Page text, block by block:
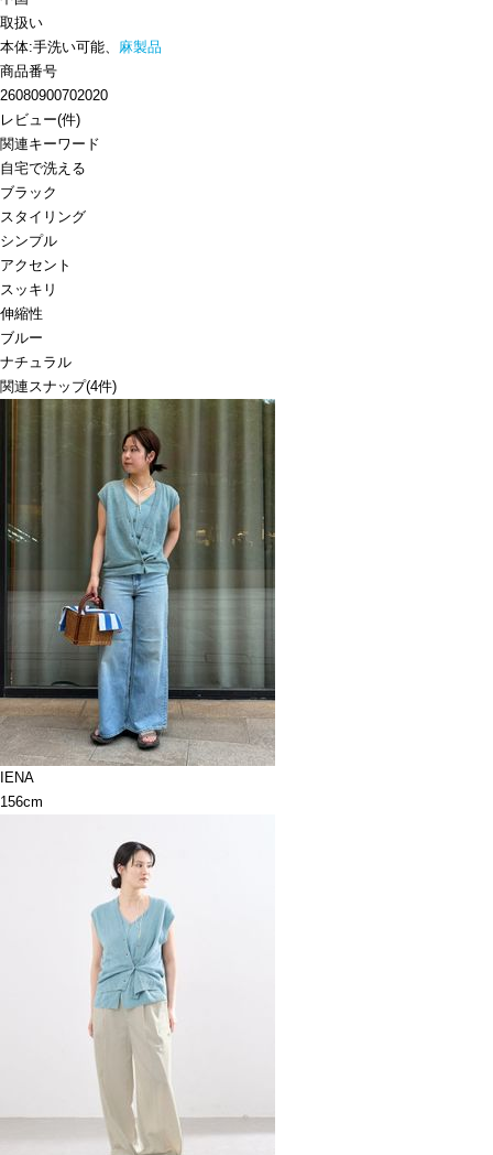
取扱い
本体:手洗い可能、 麻製品
商品番号
26080900702020
レビュー(件)
関連キーワード
自宅で洗える
ブラック
スタイリング
シンプル
アクセント
スッキリ
伸縮性
ブルー
ナチュラル
関連スナップ(4件)
IENA
156cm